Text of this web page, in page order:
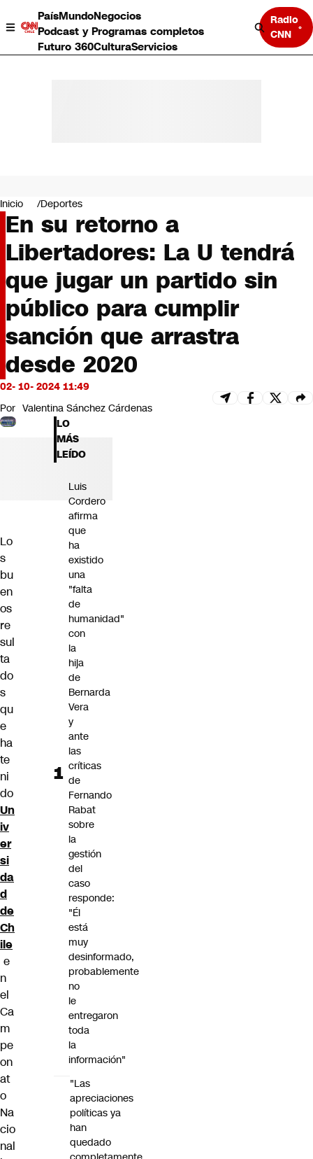
PaísMundoNegocios
Podcast y Programas completos
Futuro 360CulturaServicios
Radio
CNN
Negocios
Deportes
Programas completos
Cultura
Servicios
Bits
CNN Data
CNN tiempo
Futuro 360
Opinión
Inicio Deportes
En su retorno a
Libertadores: La U tendrá
que jugar un partido sin
público para cumplir
sanción que arrastra
desde 2020
02- 10- 2024 11:49
Por Valentina Sánchez Cárdenas
Lo
s
bu
en
os
re
sul
ta
do
s
qu
e
ha
te
ni
do
Un
iv
er
si
da
d
de
Ch
ile
e
n
el
Ca
m
pe
on
at
o
Na
cio
nal
LO
MÁS
LEÍDO
Luis
Cordero
afirma
que
ha
existido
una
"falta
de
humanidad"
con
la
hija
de
Bernarda
Vera
y
ante
las
críticas
de
Fernando
Rabat
sobre
la
gestión
del
caso
responde:
"Él
está
muy
desinformado,
probablemente
no
le
entregaron
toda
la
información"
"Las
apreciaciones
políticas ya
han
quedado